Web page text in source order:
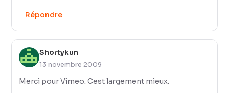
Répondre
Shortykun
13 novembre 2009
Merci pour Vimeo. Cest largement mieux.